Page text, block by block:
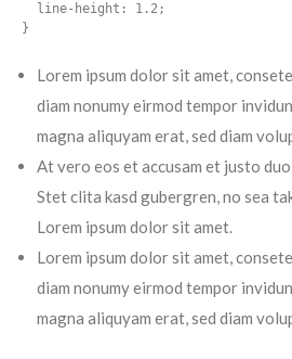
  line-height: 1.2;
}
Lorem ipsum dolor sit amet,
diam nonumy eirmod tempor
magna aliquyam erat, sed diam
At vero eos et accusam et justo
Stet clita kasd gubergren, no sea
Lorem ipsum dolor sit amet.
Lorem ipsum dolor sit amet,
diam nonumy eirmod tempor
magna aliquyam erat, sed diam